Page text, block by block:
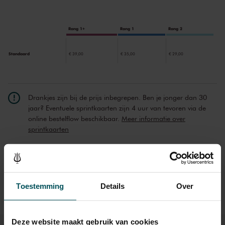
Toestemming Details Over
Deze website maakt gebruik van cookies
Rang 1+ Rang 1 Rang 2
Standaard € 39,00 € 35,00 € 29,00
Drankjes zijn bij de prijs inbegrepen. Ben je jonger dan 30
jaar? Eventuele sprintkaarten zijn 4 uur van tevoren via de
online bestelflow beschikbaar. Meer informatie over
sprintkaarten